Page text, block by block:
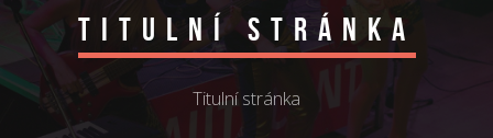
Titulní stránka
Titulní stránka